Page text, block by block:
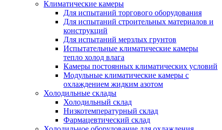
Климатические камеры
Для испытаний торгового оборудования
Для испытаний строительных материалов и
конструкций
Для испытаний мерзлых грунтов
Испытательные климатические камеры
тепло холод влага
Камеры постоянных климатических условий
Модульные климатические камеры с
охлаждением жидким азотом
Холодильные склады
Холодильный склад
Низкотемпературный склад
Фармацевтический склад